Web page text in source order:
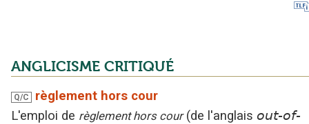
ANGLICISME CRITIQUÉ
Q/C
règlement hors cour
L'emploi de règlement hors cour (de l'anglais out-of-